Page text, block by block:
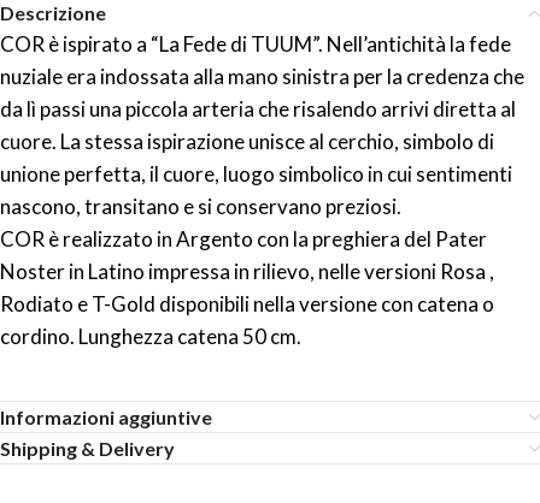
Descrizione
COR è ispirato a “La Fede di TUUM”. Nell’antichità la fede
nuziale era indossata alla mano sinistra per la credenza che
da lì passi una piccola arteria che risalendo arrivi diretta al
cuore. La stessa ispirazione unisce al cerchio, simbolo di
unione perfetta, il cuore, luogo simbolico in cui sentimenti
nascono, transitano e si conservano preziosi.
COR è realizzato in Argento con la preghiera del Pater
Noster in Latino impressa in rilievo, nelle versioni Rosa ,
Rodiato e T-Gold disponibili nella versione con catena o
cordino. Lunghezza catena 50 cm.
Informazioni aggiuntive
Shipping & Delivery